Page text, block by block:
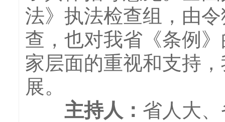
法》执法检查组，由
查，也对我省《条例
家层面的重视和支持
展。
主持人 ： 省人大